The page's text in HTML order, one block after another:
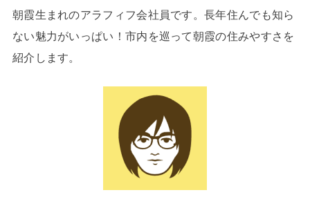
朝霞生まれのアラフィフ会社員です。長年住んでも知ら
ない魅力がいっぱい！市内を巡って朝霞の住みやすさを
紹介します。